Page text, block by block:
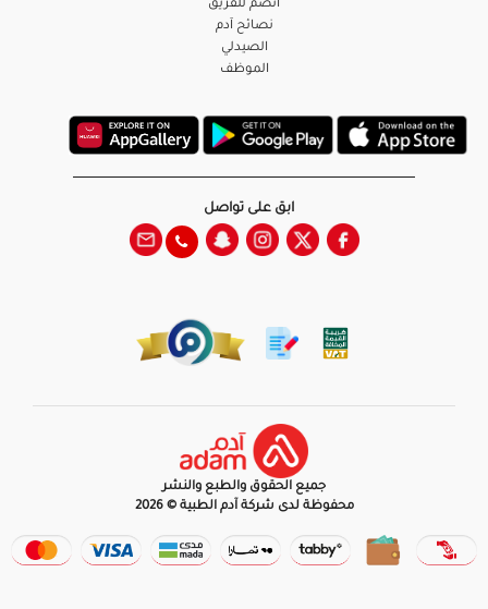
أنضم للفريق
نصائح آدم
الصيدلي
الموظف
ابق على تواصل
جميع الحقوق والطبع والنشر
محفوظة لدى شركة آدم الطبية © 2026